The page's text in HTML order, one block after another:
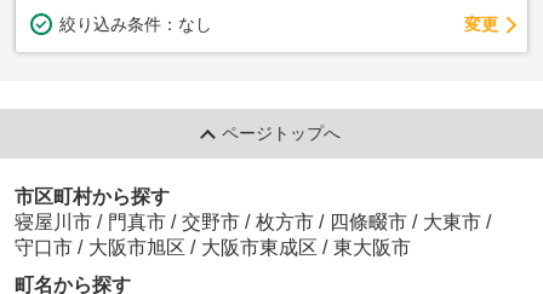
絞り込み条件： なし 変更
ページトップへ
市区町村から探す
寝屋川市 / 門真市 / 交野市 / 枚方市 / 四條畷市 / 大東市 /
守口市 / 大阪市旭区 / 大阪市東成区 / 東大阪市
町名から探す